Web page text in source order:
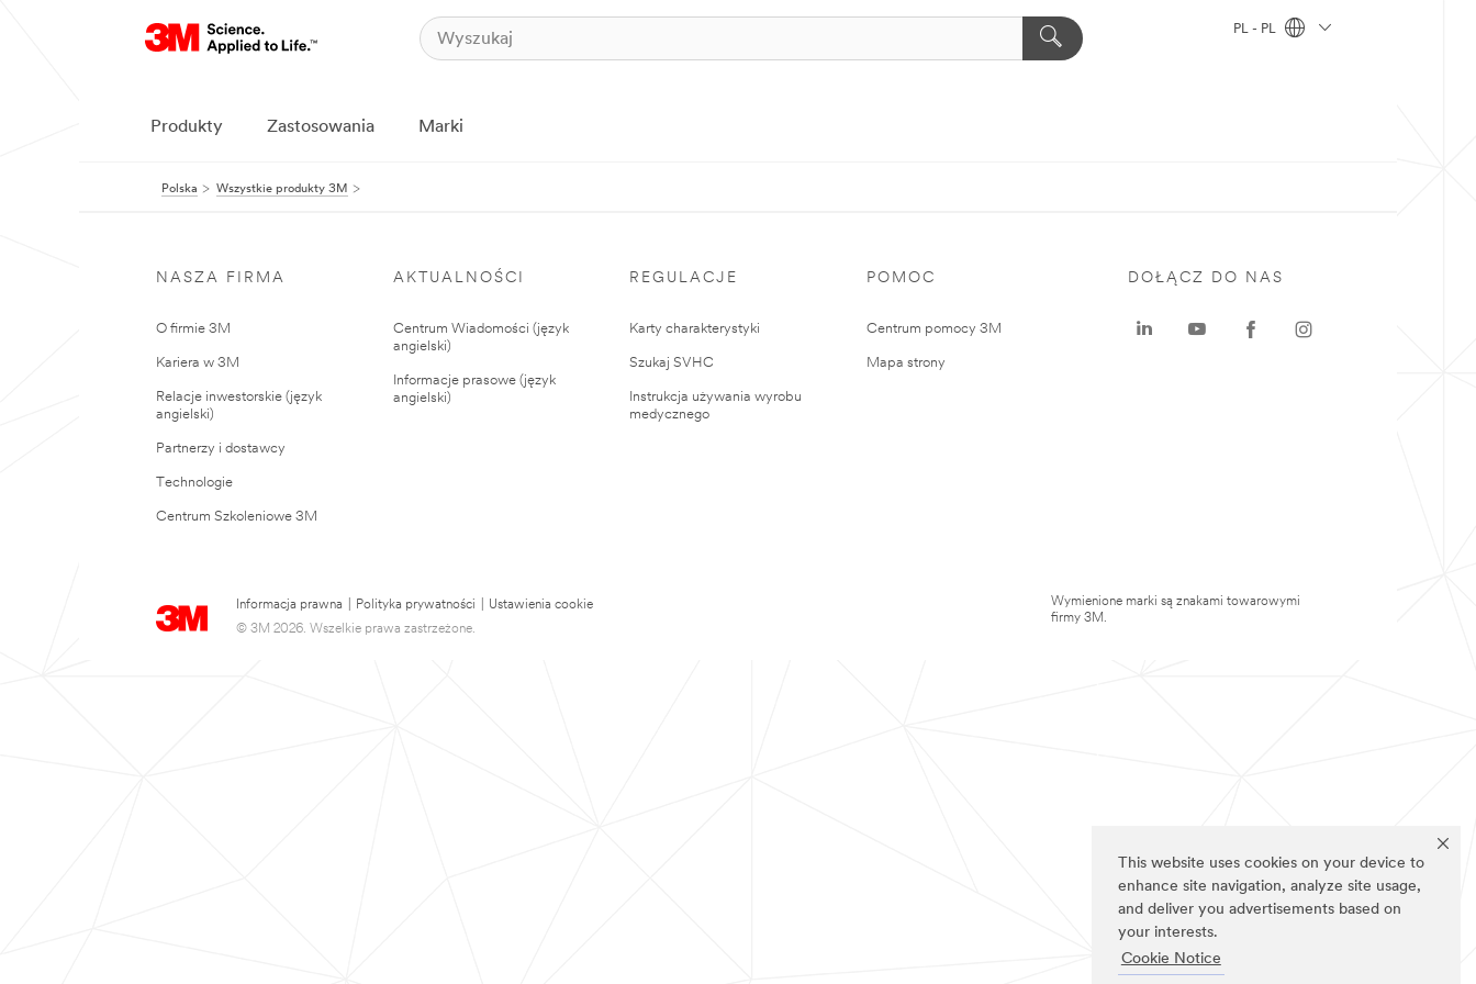
This website uses cookies on your device to
enhance site navigation, analyze site usage,
and deliver you advertisements based on
your interests.
Cookie Notice
PL - PL
Produkty Zastosowania Marki
Polska Wszystkie produkty 3M
NASZA FIRMA
O firmie 3M
Kariera w 3M
Relacje inwestorskie (język
angielski)
Partnerzy i dostawcy
Technologie
Centrum Szkoleniowe 3M
AKTUALNOŚCI
Centrum Wiadomości (język
angielski)
Informacje prasowe (język
angielski)
REGULACJE
Karty charakterystyki
Szukaj SVHC
Instrukcja używania wyrobu
medycznego
POMOC
Centrum pomocy 3M
Mapa strony
Informacja prawna Polityka prywatności
Ustawienia cookie
© 3M 2026. Wszelkie prawa zastrzeżone.
DOŁĄCZ DO NAS
Wymienione marki są znakami towarowymi
firmy 3M.